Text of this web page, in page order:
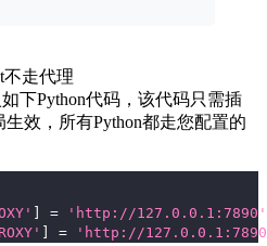
不走代理
下Python代码，该代码只需插
效，所有Python都走您配置的
=
'http://127.0.0.1:7890'
= 'http://